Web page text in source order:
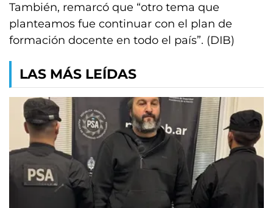
También, remarcó que “otro tema que
planteamos fue continuar con el plan de
formación docente en todo el país”. (DIB)
LAS MÁS LEÍDAS